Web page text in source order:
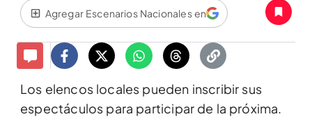
Agregar Escenarios Nacionales en
Los elencos locales pueden inscribir sus
espectáculos para participar de la próxima.